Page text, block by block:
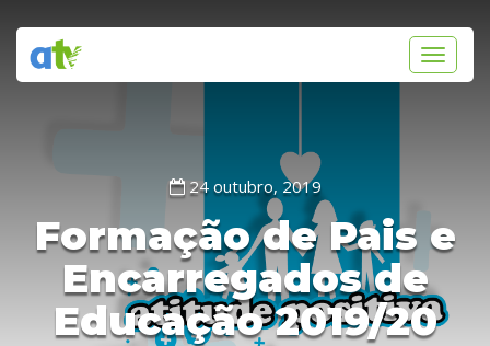
Toggle
24 outubro, 2019
Formação de Pais e
Encarregados de
Educação 2019/20